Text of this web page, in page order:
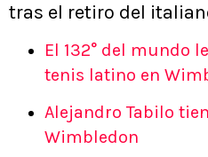
tras el retiro del
El 132° del mundo
tenis latino en
Alejandro Tabilo
Wimbledon